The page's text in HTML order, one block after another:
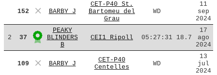
152 BARBY J
CET-P40 St.
Bartomeu del
Grau
WD
11
sep
2024
2 37
PEAKY
BLINDERS
B
CEI1 Ripoll 05:27:31 18.7
17
ago
2024
109 BARBY J
CET-P40
Centelles
WD
13
jul
2024